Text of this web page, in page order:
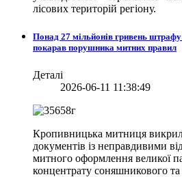
лісових територій регіону.
Понад 27 мільйонів гривень
покарав порушника митних правил
Деталі
2026-06-11 11:38:49
Кропивницька митниця
документів із неправдивими
митного оформлення великої
концентрату соняшникового та